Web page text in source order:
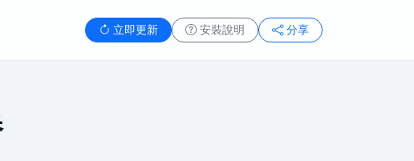
立即更新 安裝說明 分享